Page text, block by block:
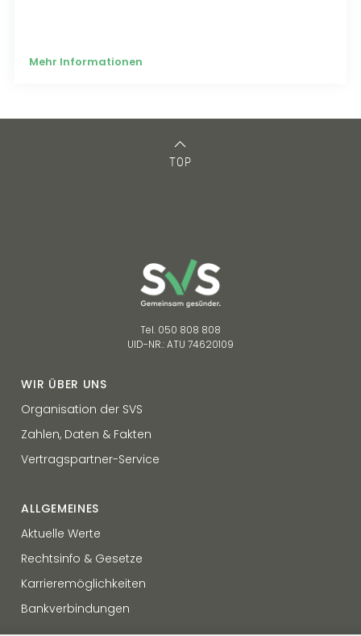
Mehr Informationen
TOP
Tel. 050 808 808
UID-NR.: ATU 74620109
WIR ÜBER UNS
Organisation der SVS
Zahlen, Daten & Fakten
Vertragspartner-Service
ALLGEMEINES
Aktuelle Werte
Rechtsinfo & Gesetze
Karrieremöglichkeiten
Bankverbindungen